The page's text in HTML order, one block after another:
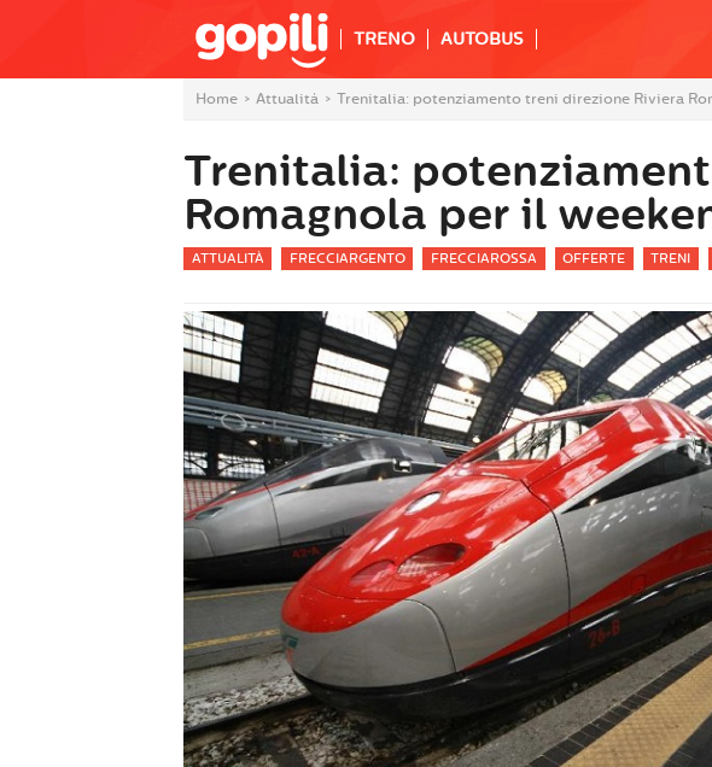
TRENO AUTOBUS
Home > Attualità > Trenitalia: potenziamento treni direzione Riviera
Trenitalia:
Romagnola per il
ATTUALITÀ FRECCIARGENTO FRECCIAROSSA OFFERTE TRENI